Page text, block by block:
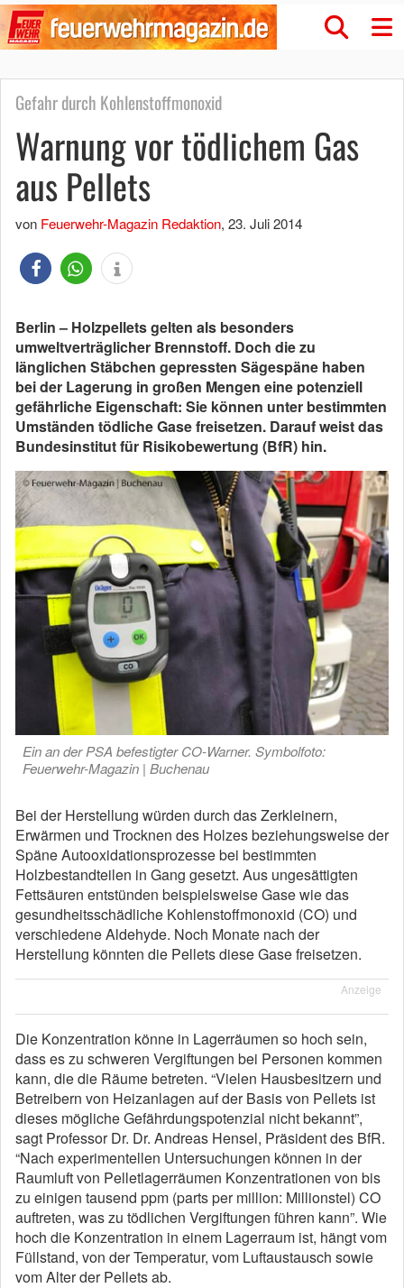
Gefahr durch Kohlenstoffmonoxid
Warnung vor tödlichem Gas
aus Pellets
von Feuerwehr-Magazin Redaktion, 23. Juli 2014
Berlin – Holzpellets gelten als besonders
umweltverträglicher Brennstoff. Doch die zu
länglichen Stäbchen gepressten Sägespäne haben
bei der Lagerung in großen Mengen eine potenziell
gefährliche Eigenschaft: Sie können unter bestimmten
Umständen tödliche Gase freisetzen. Darauf weist das
Bundesinstitut für Risikobewertung (BfR) hin.
Ein an der PSA befestigter CO-Warner. Symbolfoto:
Feuerwehr-Magazin | Buchenau
Bei der Herstellung würden durch das Zerkleinern,
Erwärmen und Trocknen des Holzes beziehungsweise der
Späne Autooxidationsprozesse bei bestimmten
Holzbestandteilen in Gang gesetzt. Aus ungesättigten
Fettsäuren entstünden beispielsweise Gase wie das
gesundheitsschädliche Kohlenstoffmonoxid (CO) und
verschiedene Aldehyde. Noch Monate nach der
Herstellung könnten die Pellets diese Gase freisetzen.
Anzeige
Die Konzentration könne in Lagerräumen so hoch sein,
dass es zu schweren Vergiftungen bei Personen kommen
kann, die die Räume betreten. “Vielen Hausbesitzern und
Betreibern von Heizanlagen auf der Basis von Pellets ist
dieses mögliche Gefährdungspotenzial nicht bekannt”,
sagt Professor Dr. Dr. Andreas Hensel, Präsident des BfR.
“Nach experimentellen Untersuchungen können in der
Raumluft von Pelletlagerräumen Konzentrationen von bis
zu einigen tausend ppm (parts per million: Millionstel) CO
auftreten, was zu tödlichen Vergiftungen führen kann”. Wie
hoch die Konzentration in einem Lagerraum ist, hängt vom
Füllstand, von der Temperatur, vom Luftaustausch sowie
vom Alter der Pellets ab.